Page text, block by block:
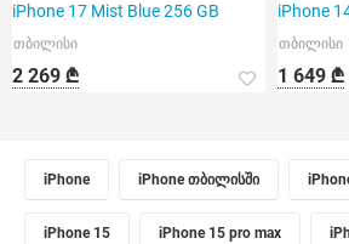
iPhone 17 Mist Blue 256 GB
თბილისი
2 269 ₾
iPhone
თბილისი
1 649 ₾
iPhone iPhone თბილისში
iPhone 15 iPhone 15 pro max